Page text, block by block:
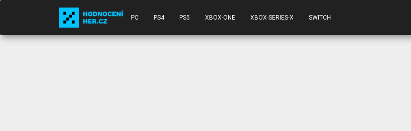
PC PS4 PS5 XBOX-ONE XBOX-SERIES-X SWITCH